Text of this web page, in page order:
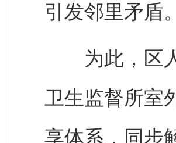
引发邻里矛盾。
为此，区人
卫生监督所室
享体系，同步